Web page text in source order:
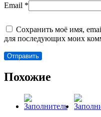
Email *
Сохранить моё имя,
для последующих моих
Похожие